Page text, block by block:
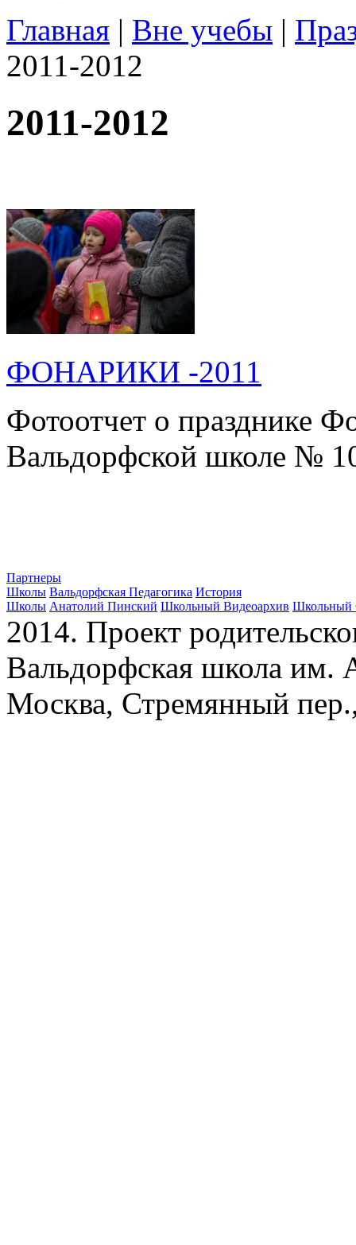
Главная | Вне учебы |
2011-2012
2011-2012
ФОНАРИКИ -2011
Фотоотчет о празднике
Вальдорфской школе №
Партнеры
Школы Вальдорфская Педагогика История
Школы Анатолий Пинский Школьный Видеоархив Школьный
2014. Проект
Вальдорфская школа им.
Москва, Стремянный